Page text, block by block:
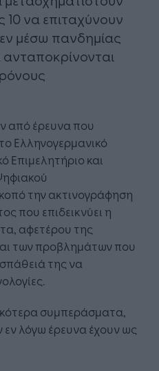
10 να επιταχύνουν
μέσω πανδημίας
από έρευνα που
Ελληνογερμανικό
Επιμελητήριο και
την ακτινογράφηση
που επιδεικνύει η
αφετέρου της
των προβλημάτων που
της να
συμπεράσματα,
λόγω έρευνα έχουν ως